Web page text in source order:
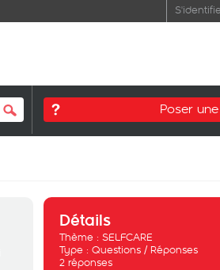
Poser
Détails
Thème : SELFCARE
Type : Questions / Réponses
2 réponses